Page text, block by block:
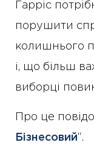
Гарріс
порушити
колишнього
і, що більш
виборці
Про це
Бізнесовий“.